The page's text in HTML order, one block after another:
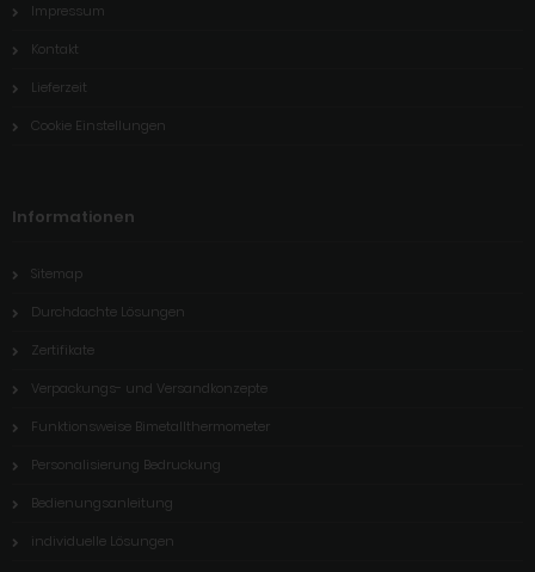
Impressum
Kontakt
Lieferzeit
Cookie Einstellungen
Informationen
Sitemap
Durchdachte Lösungen
Zertifikate
Verpackungs- und Versandkonzepte
Funktionsweise Bimetallthermometer
Personalisierung Bedruckung
Bedienungsanleitung
individuelle Lösungen